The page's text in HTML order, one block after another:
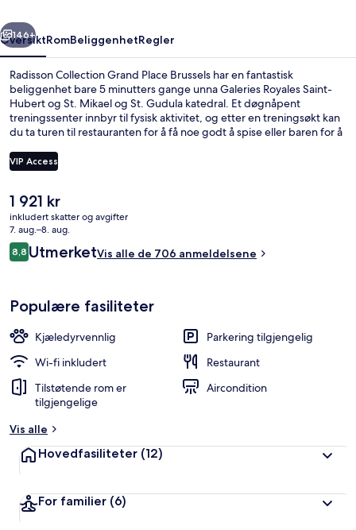
Neste
146+
OversiktRomBeliggenhetRegler
Radisson Collection Grand Place Brussels har en fantastisk
beliggenhet bare 5 minutters gange unna Galeries Royales Saint-
Hubert og St. Mikael og St. Gudula katedral. Et døgnåpent
treningssenter innbyr til fysisk aktivitet, og etter en treningsøkt kan
du ta turen til restauranten for å få noe godt å spise eller baren for å
det bare 10 minutter å gå til La Grand Place og Belgisk
tegneseriesenter. Mange reisende liker den vennlige betjeningen.
Det tar 3 minutter å gå til De Brouckère stasjon og 8 minutter å gå til
Parc stasjon.
VIP Access
Den
nåværende
prisen
er
1 921 kr
1 921 kr
inkludert skatter og avgifter
7. aug.–8. aug.
Anmeldelser
8,88,8 av 10 –
UtmerketVis alle de 706 anmeldelsene
Populære fasiliteter
Kjæledyrvennlig
Parkering tilgjengelig
Wi-fi inkludert
Restaurant
Tilstøtende rom er
tilgjengelige
Aircondition
Vis alle
Hovedfasiliteter (12)
For familier (6)